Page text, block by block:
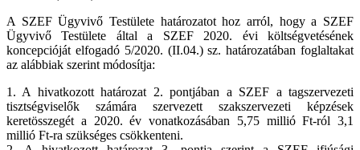
A SZEF Ügyvivő Testülete határozatot hoz arról, hogy a SZEF
Ügyvivő Testülete által a SZEF 2020. évi költségvetésének
koncepcióját elfogadó 5/2020. (II.04.) sz. határozatában foglaltakat
az alábbiak szerint módosítja:
1. A hivatkozott határozat 2. pontjában a SZEF a tagszervezeti
tisztségviselők számára szervezett szakszervezeti képzések
keretösszegét a 2020. év vonatkozásában 5,75 millió Ft-ról 3,1
millió Ft-ra szükséges csökkenteni.